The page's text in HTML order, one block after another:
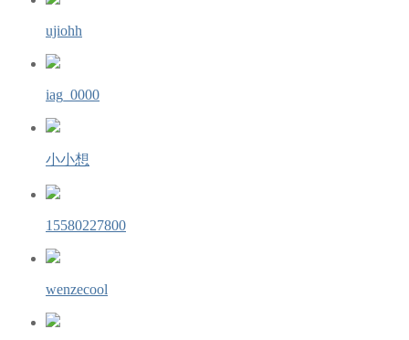
ujiohh
iag_0000
小小想
15580227800
wenzecool